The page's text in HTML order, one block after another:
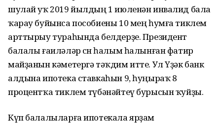
шулай уҡ 2019 йылдың 1 июленән инвалид бала
ҡарау буйынса пособиены 10 мең һумға тиклем
арттырыу тураһында белдерҙе. Президент
балалы ғаиләләр өсөн һалым һалынған фатир
майҙанын кәметергә тәҡдим итте. Ул Үҙәк банк
алдына ипотека ставкаһын 9, һуңыраҡ 8
процентҡа тиклем түбәнәйтеү бурысын ҡуйҙы.
Күп балалыларға ипотекала ярҙам